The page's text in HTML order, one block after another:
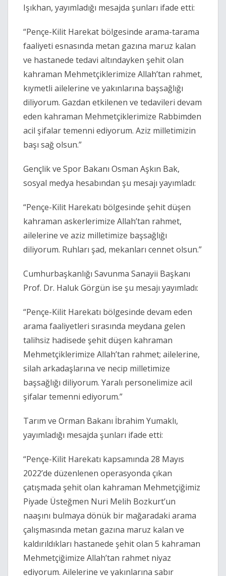
Işıkhan, yayımladığı mesajda şunları ifade etti:
“Pençe-Kilit Harekat bölgesinde arama-tarama
faaliyeti esnasında metan gazına maruz kalan
ve hastanede tedavi altındayken şehit olan
kahraman Mehmetçiklerimize Allah’tan rahmet,
kıymetli ailelerine ve yakınlarına başsağlığı
diliyorum. Gazdan etkilenen ve tedavileri devam
eden kahraman Mehmetçiklerimize Rabbimden
acil şifalar temenni ediyorum. Aziz milletimizin
başı sağ olsun.”
Gençlik ve Spor Bakanı Osman Aşkın Bak,
sosyal medya hesabından şu mesajı yayımladı:
“Pençe-Kilit Harekatı bölgesinde şehit düşen
kahraman askerlerimize Allah’tan rahmet,
ailelerine ve aziz milletimize başsağlığı
diliyorum. Ruhları şad, mekanları cennet olsun.”
Cumhurbaşkanlığı Savunma Sanayii Başkanı
Prof. Dr. Haluk Görgün ise şu mesajı yayımladı:
“Pençe-Kilit Harekatı bölgesinde devam eden
arama faaliyetleri sırasında meydana gelen
talihsiz hadisede şehit düşen kahraman
Mehmetçiklerimize Allah’tan rahmet; ailelerine,
silah arkadaşlarına ve necip milletimize
başsağlığı diliyorum. Yaralı personelimize acil
şifalar temenni ediyorum.”
Tarım ve Orman Bakanı İbrahim Yumaklı,
yayımladığı mesajda şunları ifade etti:
“Pençe-Kilit Harekatı kapsamında 28 Mayıs
2022’de düzenlenen operasyonda çıkan
çatışmada şehit olan kahraman Mehmetçiğimiz
Piyade Üsteğmen Nuri Melih Bozkurt’un
naaşını bulmaya dönük bir mağaradaki arama
çalışmasında metan gazına maruz kalan ve
kaldırıldıkları hastanede şehit olan 5 kahraman
Mehmetçiğimize Allah’tan rahmet niyaz
ediyorum. Ailelerine ve yakınlarına sabır